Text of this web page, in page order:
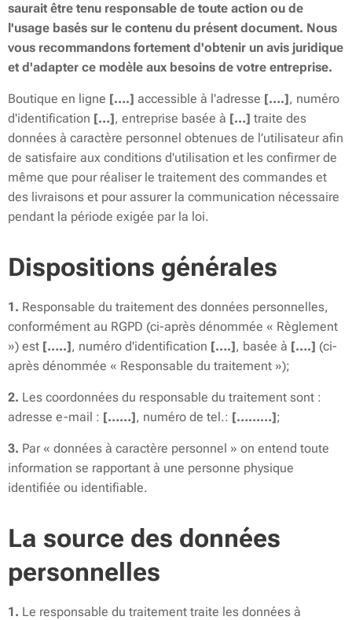
saurait être tenu responsable de toute action ou de
l'usage basés sur le contenu du présent document. Nous
vous recommandons fortement d'obtenir un avis juridique
et d'adapter ce modèle aux besoins de votre entreprise.
Boutique en ligne [….] accessible à l'adresse [….], numéro
d'identification […], entreprise basée à […] traite des
données à caractère personnel obtenues de l’utilisateur afin
de satisfaire aux conditions d'utilisation et les confirmer de
même que pour réaliser le traitement des commandes et
des livraisons et pour assurer la communication nécessaire
pendant la période exigée par la loi.
Dispositions générales
1. Responsable du traitement des données personnelles,
conformément au RGPD (ci-après dénommée « Règlement
») est […..], numéro d'identification [….], basée à [….] (ci-
après dénommée « Responsable du traitement »);
2. Les coordonnées du responsable du traitement sont :
adresse e-mail : [……], numéro de tel.: [………];
3. Par « données à caractère personnel » on entend toute
information se rapportant à une personne physique
identifiée ou identifiable.
La source des données
personnelles
1. Le responsable du traitement traite les données à